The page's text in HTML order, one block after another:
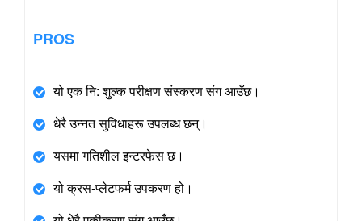
PROS
यो एक नि: शुल्क परीक्षण संस्करण संग आउँछ।
धेरै उन्नत सुविधाहरू उपलब्ध छन्।
यसमा गतिशील इन्टरफेस छ।
यो क्रस-प्लेटफर्म उपकरण हो।